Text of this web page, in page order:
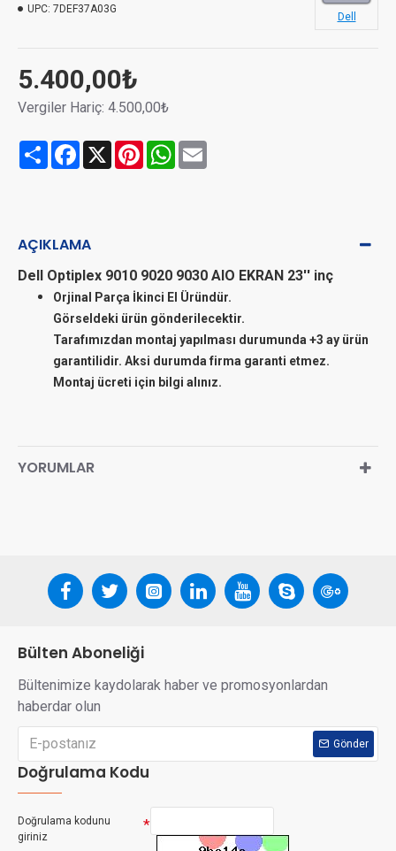
5.400,00₺
Vergiler Hariç: 4.500,00₺
UPC: 7DEF37A03G
Dell
Share Facebook
X PinterestWhatsApp
AÇIKLAMA
Dell Optiplex 9010 9020 9030 AIO EKRAN 23'' inç
Orjinal Parça İkinci El Üründür.
Görseldeki ürün gönderilecektir.
Tarafımızdan montaj yapılması durumunda +3 ay ürün
garantilidir. Aksi durumda firma garanti etmez.
Montaj ücreti için bilgi alınız.
YORUMLAR
Bülten Aboneliği
Bültenimize kaydolarak haber ve promosyonlardan
haberdar olun
Gönder
Doğrulama Kodu
Doğrulama kodunu
giriniz